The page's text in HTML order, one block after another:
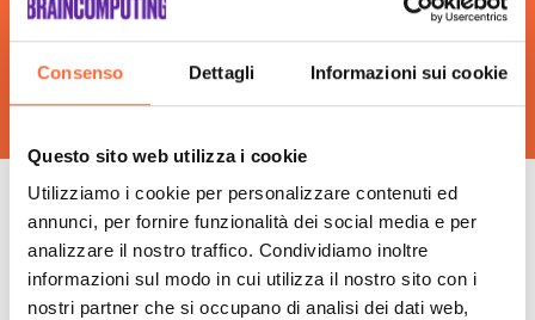
Consenso Dettagli Informazioni sui cookie
Questo sito web utilizza i cookie
Utilizziamo i cookie per personalizzare contenuti ed
annunci, per fornire funzionalità dei social media e per
analizzare il nostro traffico. Condividiamo inoltre
informazioni sul modo in cui utilizza il nostro sito con i
nostri partner che si occupano di analisi dei dati web,
Social Media Advertising Pescara
Web Agency Pescara
Le fasi della nostra
consulenza insieme